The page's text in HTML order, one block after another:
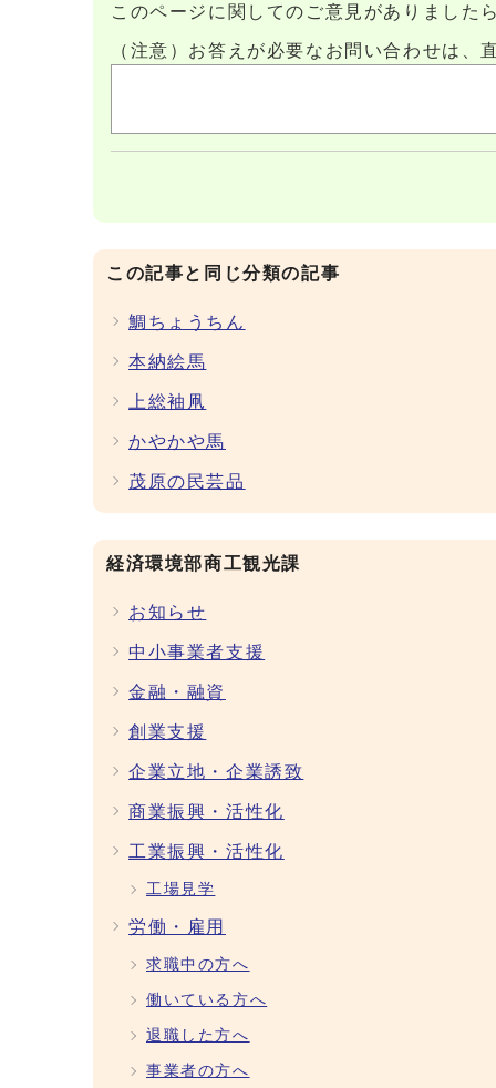
このページに関してのご意見がありました
（注意）お答えが必要なお問い合わせは
この記事と同じ分類の記事
鯛ちょうちん
本納絵馬
上総袖凧
かやかや馬
茂原の民芸品
経済環境部商工観光課
お知らせ
中小事業者支援
金融・融資
創業支援
企業立地・企業誘致
商業振興・活性化
工業振興・活性化
工場見学
労働・雇用
求職中の方へ
働いている方へ
退職した方へ
事業者の方へ